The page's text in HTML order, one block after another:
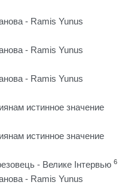
- Ramis Yunus
- Ramis Yunus
- Ramis Yunus
истинное значение
истинное значение
- Велике Інтервью 6
- Ramis Yunus